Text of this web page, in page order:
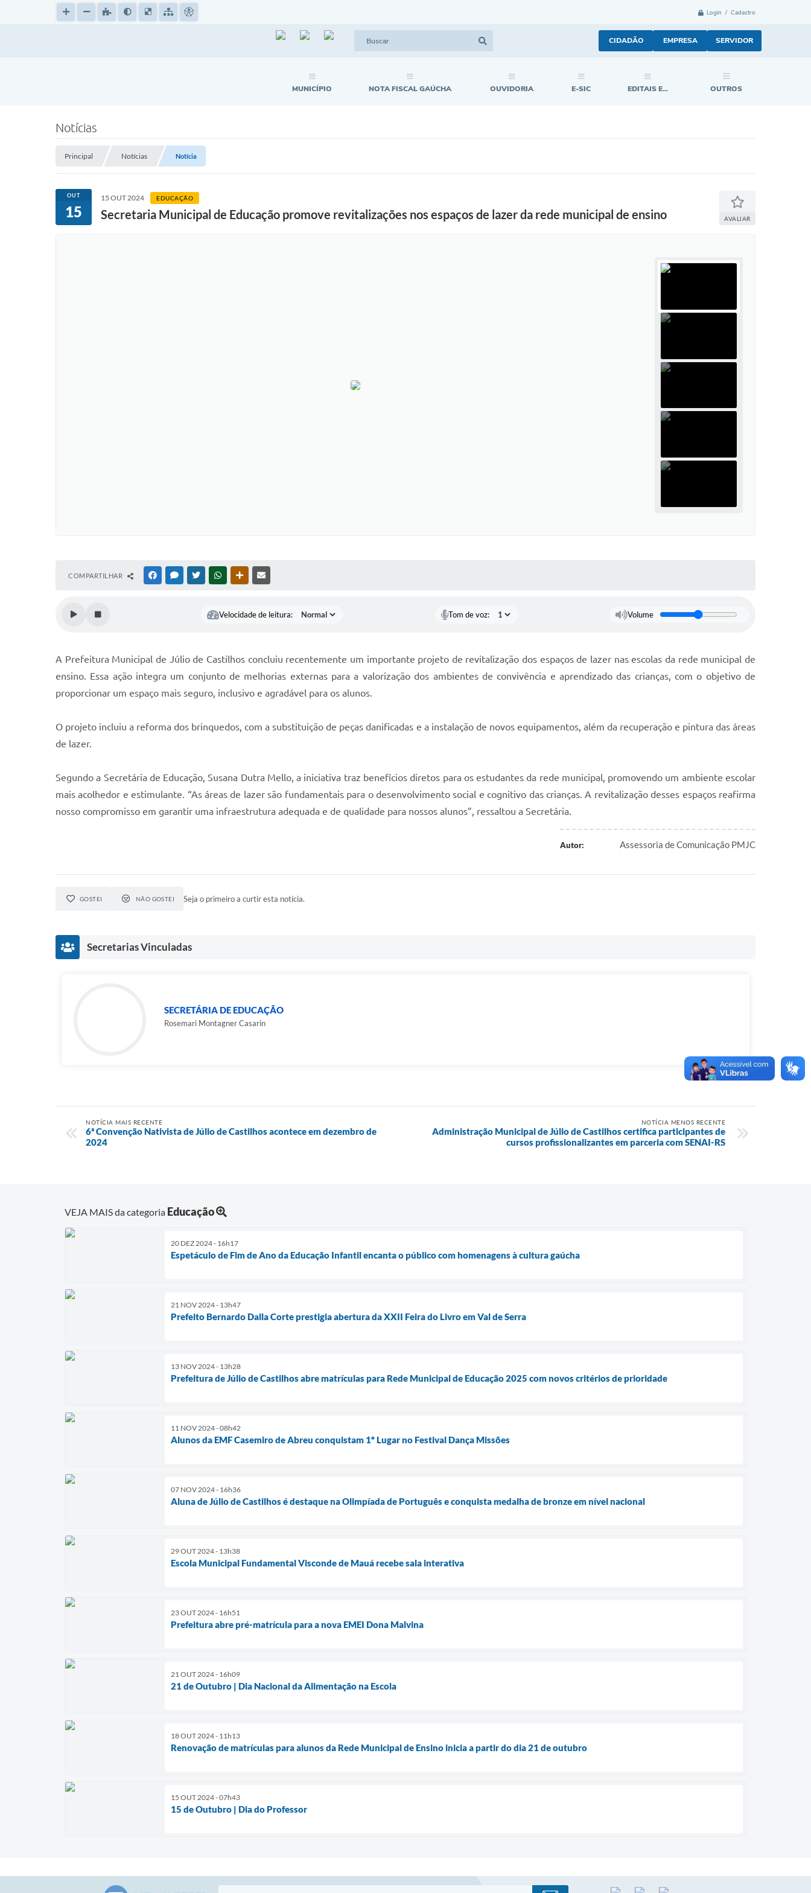
Login / Cadastro
CIDADÃO EMPRESA SERVIDOR
MUNICÍPIO NOTA FISCAL GAÚCHA OUVIDORIA E-SIC EDITAIS E... OUTROS
Notícias
Principal Notícias Notícia
OUT
15
15 OUT 2024 EDUCAÇÃO
Secretaria Municipal de Educação promove revitalizações nos espaços de lazer da rede municipal de ensino AVALIAR
COMPARTILHAR FACEBOOKMESSENGER
TWITTERWHATSAPPOUTRAS MÍDIAS
Velocidade de leitura: Tom de voz: Volume
A Prefeitura Municipal de Júlio de Castilhos concluiu recentemente um importante projeto de revitalização dos espaços de lazer nas escolas da rede municipal de
ensino. Essa ação integra um conjunto de melhorias externas para a valorização dos ambientes de convivência e aprendizado das crianças, com o objetivo de
proporcionar um espaço mais seguro, inclusivo e agradável para os alunos.
O projeto incluiu a reforma dos brinquedos, com a substituição de peças danificadas e a instalação de novos equipamentos, além da recuperação e pintura das áreas
de lazer.
Segundo a Secretária de Educação, Susana Dutra Mello, a iniciativa traz benefícios diretos para os estudantes da rede municipal, promovendo um ambiente escolar
mais acolhedor e estimulante. “As áreas de lazer são fundamentais para o desenvolvimento social e cognitivo das crianças. A revitalização desses espaços reafirma
nosso compromisso em garantir uma infraestrutura adequada e de qualidade para nossos alunos”, ressaltou a Secretária.
Autor: Assessoria de Comunicação PMJC
GOSTEI NÃO GOSTEI Seja o primeiro a curtir esta notícia.
Secretarias Vinculadas
SECRETÁRIA DE EDUCAÇÃO
Rosemari Montagner Casarin
NOTÍCIA MAIS RECENTE
6ª Convenção Nativista de Júlio de Castilhos acontece em dezembro de
2024
NOTÍCIA MENOS RECENTE
Administração Municipal de Júlio de Castilhos certifica participantes de
cursos profissionalizantes em parceria com SENAI-RS
VEJA MAIS da categoria Educação
20 DEZ 2024 - 16h17
Espetáculo de Fim de Ano da Educação Infantil encanta o público com homenagens à cultura gaúcha
21 NOV 2024 - 13h47
Prefeito Bernardo Dalla Corte prestigia abertura da XXII Feira do Livro em Val de Serra
13 NOV 2024 - 13h28
Prefeitura de Júlio de Castilhos abre matrículas para Rede Municipal de Educação 2025 com novos critérios de prioridade
11 NOV 2024 - 08h42
Alunos da EMF Casemiro de Abreu conquistam 1º Lugar no Festival Dança Missões
07 NOV 2024 - 16h36
Aluna de Júlio de Castilhos é destaque na Olimpíada de Português e conquista medalha de bronze em nível nacional
29 OUT 2024 - 13h38
Escola Municipal Fundamental Visconde de Mauá recebe sala interativa
23 OUT 2024 - 16h51
Prefeitura abre pré-matrícula para a nova EMEI Dona Malvina
21 OUT 2024 - 16h09
21 de Outubro | Dia Nacional da Alimentação na Escola
18 OUT 2024 - 11h13
Renovação de matrículas para alunos da Rede Municipal de Ensino inicia a partir do dia 21 de outubro
15 OUT 2024 - 07h43
15 de Outubro | Dia do Professor